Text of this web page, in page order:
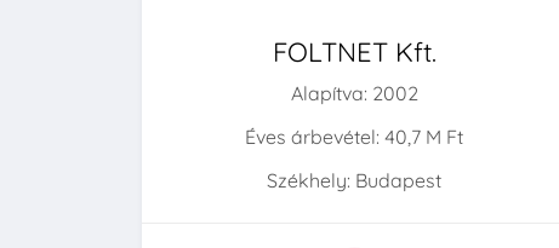
FOLTNET Kft.
Alapítva: 2002
Éves árbevétel: 40,7 M Ft
Székhely: Budapest